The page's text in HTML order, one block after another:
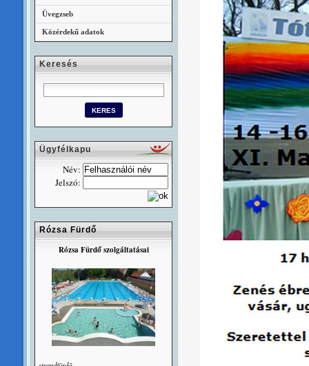
Üvegzseb
Közérdekű adatok
Keresés
Ügyfélkapu
Név:
Jelszó:
Rózsa Fürdő
Rózsa Fürdő szolgáltatásai